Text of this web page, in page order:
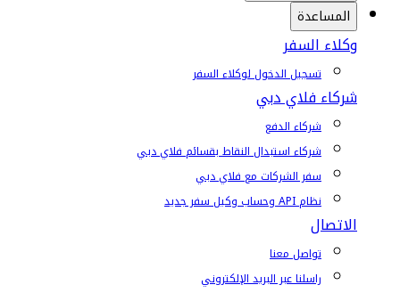
المساعدة
وكلاء السفر
تسجيل الدخول لوكلاء السفر
شركاء فلاي دبي
شركاء الدفع
شركاء استبدال النقاط بقسائم فلاي دبي
سفر الشركات مع فلاي دبي
نظام API وحساب وكيل سفر جديد
الاتصال
تواصل معنا
راسلنا عبر البريد الإلكتروني